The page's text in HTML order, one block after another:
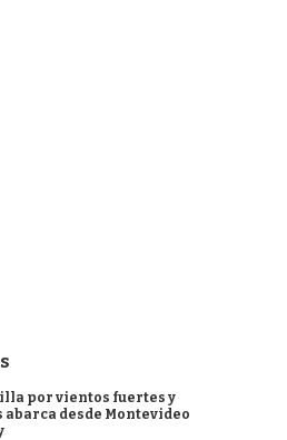
por vientos fuertes y
desde Montevideo